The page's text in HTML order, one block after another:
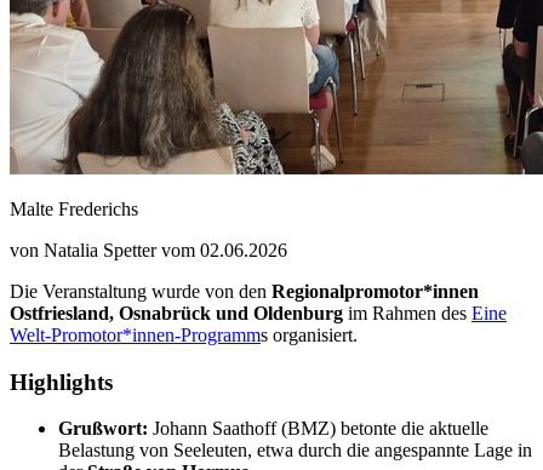
Malte Frederichs
von Natalia Spetter vom 02.06.2026
Die Veranstaltung wurde von den Regionalpromotor*innen
Ostfriesland, Osnabrück und Oldenburg im Rahmen des Eine
Welt-Promotor*innen-Programms organisiert.
Highlights
Grußwort: Johann Saathoff (BMZ) betonte die aktuelle
Belastung von Seeleuten, etwa durch die angespannte Lage in